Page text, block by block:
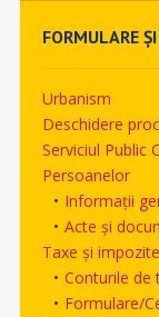
FORMULARE
Urbanism
Deschidere
Serviciul Public
Persoanelor
Informații
Acte și
Taxe și
Conturile de
Formulare/